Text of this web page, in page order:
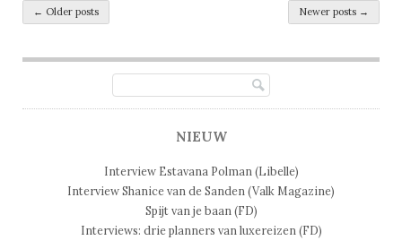
Post navigation
← Older posts Newer posts →
NIEUW
Interview Estavana Polman (Libelle)
Interview Shanice van de Sanden (Valk Magazine)
Spijt van je baan (FD)
Interviews: drie planners van luxereizen (FD)